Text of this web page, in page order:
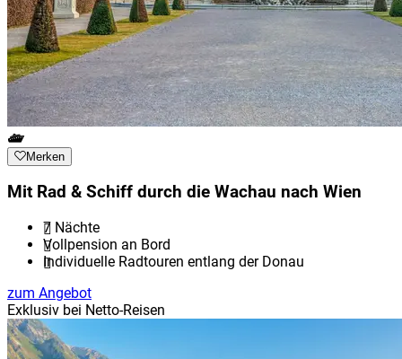
Merken
Mit Rad & Schiff durch die Wachau nach Wien
7 Nächte
Vollpension an Bord
Individuelle Radtouren entlang der Donau
zum Angebot
Exklusiv bei Netto-Reisen